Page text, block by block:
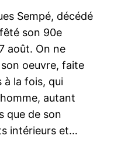
Sempé, décédé
son 90e
août. On ne
oeuvre, faite
à la fois, qui
autant
que de son
intérieurs et…